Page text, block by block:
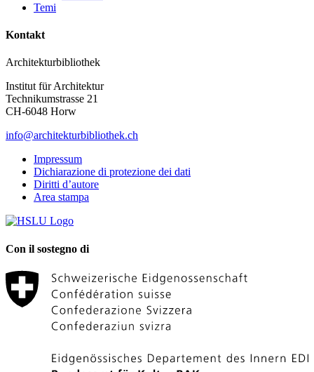
Temi
Kontakt
Architekturbibliothek
Institut für Architektur
Technikumstrasse 21
CH-6048 Horw
info@architekturbibliothek.ch
Impressum
Dichiarazione di protezione dei dati
Diritti d’autore
Area stampa
Con il sostegno di